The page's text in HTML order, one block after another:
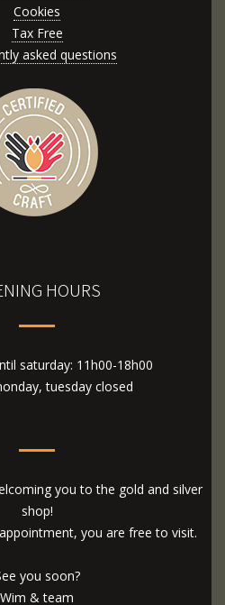
Cookies
Tax Free
asked questions
HOURS
saturday: 11h00-18h00
tuesday closed
you to the gold and silver
shop!
you are free to visit.
you soon?
Wim & team